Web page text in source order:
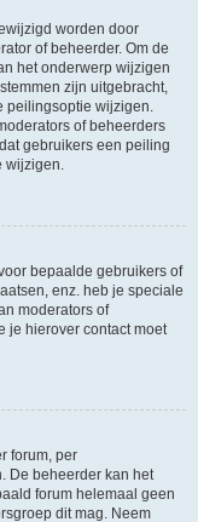
worden door
of beheerder. Om de
het onderwerp wijzigen
zijn uitgebracht,
peilingsoptie wijzigen.
of beheerders
gebruikers een peiling
wijzigen.
bepaalde gebruikers of
enz. heb je speciale
moderators of
je hierover contact moet
forum, per
De beheerder kan het
forum helemaal geen
dit mag. Neem